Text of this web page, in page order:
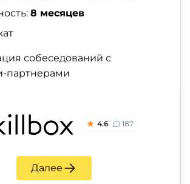
8 месяцев
собеседований с
партнерами
4.6 187
Далее